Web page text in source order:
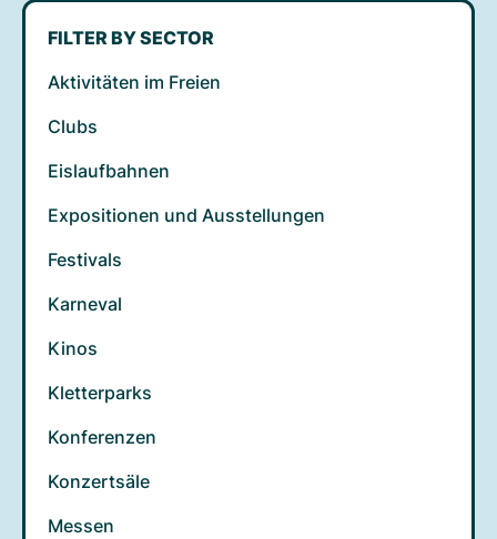
FILTER BY SECTOR
Aktivitäten im Freien
Clubs
Eislaufbahnen
Expositionen und Ausstellungen
Festivals
Karneval
Kinos
Kletterparks
Konferenzen
Konzertsäle
Messen